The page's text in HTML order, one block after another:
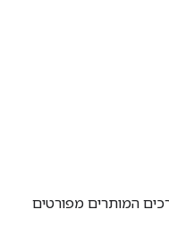
המותרים מפורטים